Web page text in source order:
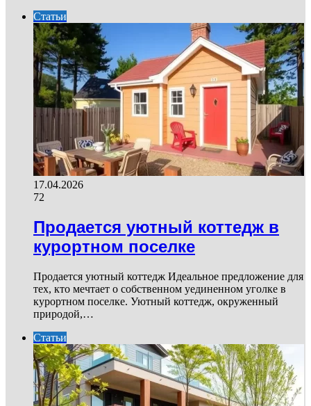
Статьи
17.04.2026
72
Продается уютный коттедж в
курортном поселке
Продается уютный коттедж Идеальное предложение для
тех, кто мечтает о собственном уединенном уголке в
курортном поселке. Уютный коттедж, окруженный
природой,…
Статьи